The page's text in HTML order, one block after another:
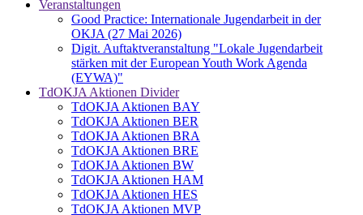
Veranstaltungen
Good Practice: Internationale Jugendarbeit in der
OKJA (27 Mai 2026)
Digit. Auftaktveranstaltung "Lokale Jugendarbeit
stärken mit der European Youth Work Agenda
(EYWA)"
TdOKJA Aktionen Divider
TdOKJA Aktionen BAY
TdOKJA Aktionen BER
TdOKJA Aktionen BRA
TdOKJA Aktionen BRE
TdOKJA Aktionen BW
TdOKJA Aktionen HAM
TdOKJA Aktionen HES
TdOKJA Aktionen MVP